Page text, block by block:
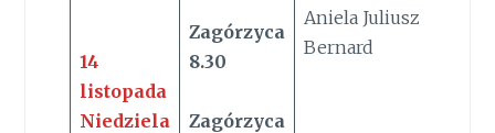
14
listopada
Niedziela
Zagórzyca
8.30
Zagórzyca
Aniela Juliusz
Bernard